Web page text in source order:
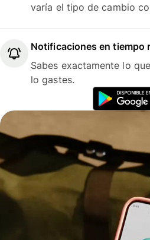
varía el tipo de cambio
Notificaciones en tiempo
Sabes exactamente lo
lo gastes.